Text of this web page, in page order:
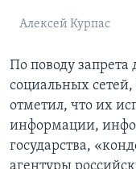
Алексей Курпас
По поводу
социальных
отметил, что их
информации,
государства,